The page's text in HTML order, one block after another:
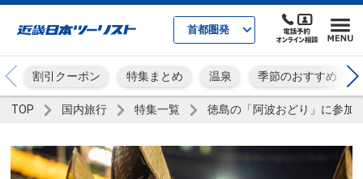
首都圏発
割引クーポン 特集まとめ 温泉 季節のおすすめ
TOP 国内旅行 特集一覧 徳島の「阿波おどり」に参加